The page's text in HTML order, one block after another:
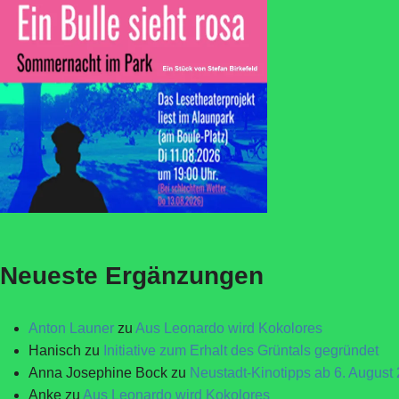
Neueste Ergänzungen
Anton Launer zu Aus Leonardo wird Kokolores
Hanisch zu Initiative zum Erhalt des Grüntals gegründet
Anna Josephine Bock zu Neustadt-Kinotipps ab 6. August
Anke zu Aus Leonardo wird Kokolores